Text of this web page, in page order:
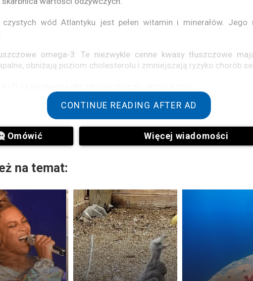
czystych wód Atlantyku jest pełen witamin i minerałów. Jego
omega-3: Te niezwykle cenne kwasy tłuszczowe
obniżają poziom cholesterolu i zmniejszają ryzyko chorób
grupy B są również bardzo ważne. Wspierają układ nerwowy i
czerwonych krwinek.
CONTINUE READING AFTER AD
Omówić Więcej wiadomości
na temat: